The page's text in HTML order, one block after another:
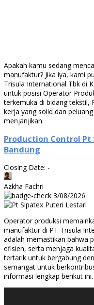
Apakah kamu sedang
manufaktur? Jika iya, kami
Trisula International Tbk di
untuk posisi Operator
terkemuka di bidang tekstil,
kerja yang solid dan
menjanjikan.
Production Control
Bandung
Closing Date: -
Azkha Fachri
3/08/2026
Operator produksi
manufaktur di PT Trisula
adalah memastikan bahwa
efisien, serta menjaga
tertarik untuk bergabung
semangat untuk
informasi lengkap berikut ini.